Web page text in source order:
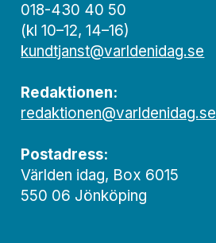
018-430 40 50
(kl 10–12, 14–16)
kundtjanst@varldenidag.se
Redaktionen:
redaktionen@varldenidag.se
Postadress:
Världen idag, Box 6015
550 06 Jönköping